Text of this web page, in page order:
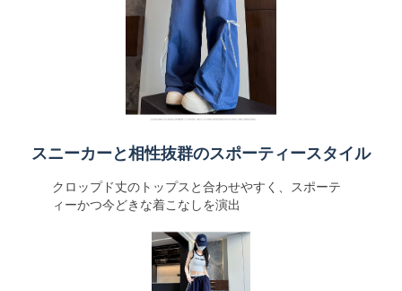
スニーカーと相性抜群のスポーティースタイル
クロップド丈のトップスと合わせやすく、スポーテ
ィーかつ今どきな着こなしを演出